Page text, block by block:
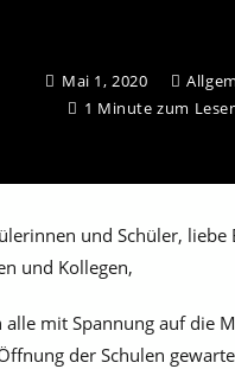
Mai 1, 2020
1 Minute zum
und Schüler, liebe
und Kollegen,
alle mit Spannung auf die
der Schulen